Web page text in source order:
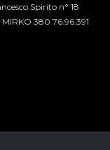
Spirito n° 18
380 76.96.391